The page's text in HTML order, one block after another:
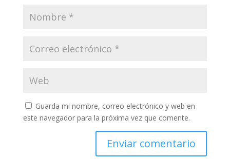
Guarda mi nombre, correo electrónico y web en
este navegador para la próxima vez que comente.